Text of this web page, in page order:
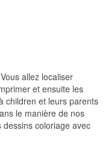
Vous allez localiser
et ensuite les
children et leurs parents
le manière de nos
dessins coloriage avec